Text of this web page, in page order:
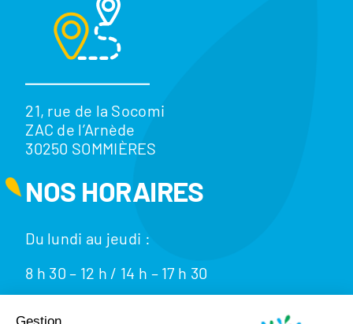
21, rue de la Socomi
ZAC de l’Arnède
30250 SOMMIÈRES
NOS HORAIRES
Du lundi au jeudi :
8 h 30 – 12 h / 14 h – 17 h 30